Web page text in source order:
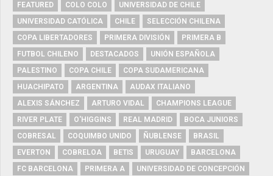
FEATURED COLO COLO
UNIVERSIDAD DE CHILE
UNIVERSIDAD CATÓLICA
CHILE
SELECCIÓN CHILENA
COPA LIBERTADORES
PRIMERA DIVISIÓN
PRIMERA B
FUTBOL CHILENO
DESTACADOS
UNIÓN ESPAÑOLA
PALESTINO
COPA CHILE
COPA SUDAMERICANA
HUACHIPATO
ARGENTINA
AUDAX ITALIANO
ALEXIS SÁNCHEZ
ARTURO VIDAL
CHAMPIONS LEAGUE
RIVER PLATE
O'HIGGINS REAL MADRID
BOCA JUNIORS
COBRESAL
COQUIMBO UNIDO ÑUBLENSE
BRASIL
EVERTON
COBRELOA BETIS URUGUAY
BARCELONA
FC BARCELONA
PRIMERA A
UNIVERSIDAD DE CONCEPCIÓN